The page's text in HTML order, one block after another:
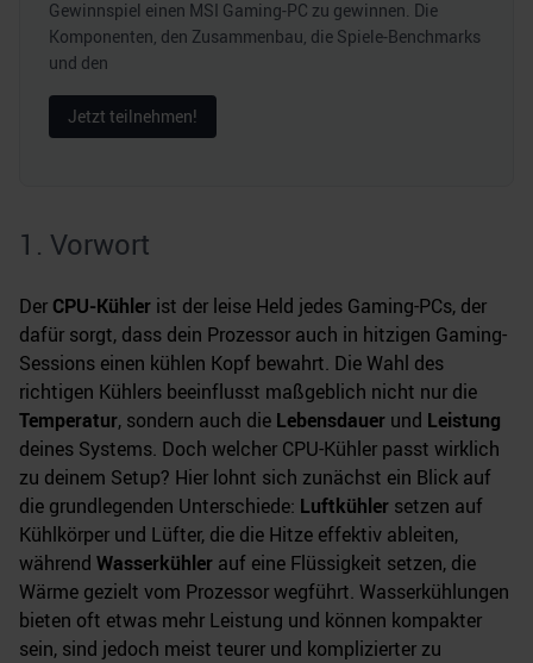
Gewinnspiel einen MSI Gaming-PC zu gewinnen. Die
Komponenten, den Zusammenbau, die Spiele-Benchmarks
und den
Jetzt teilnehmen!
1. Vorwort
Der CPU-Kühler ist der leise Held jedes Gaming-PCs, der
dafür sorgt, dass dein Prozessor auch in hitzigen Gaming-
Sessions einen kühlen Kopf bewahrt. Die Wahl des
richtigen Kühlers beeinflusst maßgeblich nicht nur die
Temperatur, sondern auch die Lebensdauer und Leistung
deines Systems. Doch welcher CPU-Kühler passt wirklich
zu deinem Setup? Hier lohnt sich zunächst ein Blick auf
die grundlegenden Unterschiede: Luftkühler setzen auf
Kühlkörper und Lüfter, die die Hitze effektiv ableiten,
während Wasserkühler auf eine Flüssigkeit setzen, die
Wärme gezielt vom Prozessor wegführt. Wasserkühlungen
bieten oft etwas mehr Leistung und können kompakter
sein, sind jedoch meist teurer und komplizierter zu